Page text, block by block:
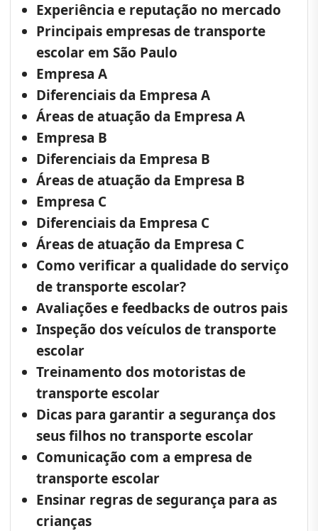
Experiência e reputação no mercado
Principais empresas de transporte
escolar em São Paulo
Empresa A
Diferenciais da Empresa A
Áreas de atuação da Empresa A
Empresa B
Diferenciais da Empresa B
Áreas de atuação da Empresa B
Empresa C
Diferenciais da Empresa C
Áreas de atuação da Empresa C
Como verificar a qualidade do serviço
de transporte escolar?
Avaliações e feedbacks de outros pais
Inspeção dos veículos de transporte
escolar
Treinamento dos motoristas de
transporte escolar
Dicas para garantir a segurança dos
seus filhos no transporte escolar
Comunicação com a empresa de
transporte escolar
Ensinar regras de segurança para as
crianças